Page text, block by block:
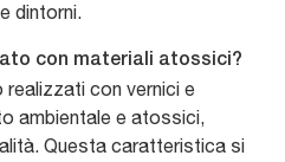
dintorni.
con materiali atossici?
con vernici e
ambientale e atossici,
Questa caratteristica si